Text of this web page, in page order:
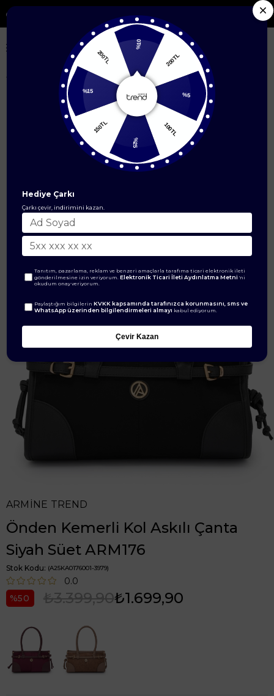
Sezon Ürünlerde %50'ye Varan İndirim
Çanta & Cüzdan Modelleri Önden Kemerli Kol
ARMİNE TREND
Önden Kemerli Kol Askılı Çanta
Siyah Süet ARM176
Stok Kodu (A25KA0176001-3979)
0.0
50
₺3.399,90₺1.699,90
%10
200TL
100TL
%25
150TL
%15
200TL
Hediye Çarkı
Çarkı çevir, indirimini kazan.
Tanıtım, pazarlama, reklam ve benzeri amaçlarla tarafıma ticari elektronik ileti
gönderilmesine izin veriyorum.Elektronik Ticari İleti Aydınlatma Metni 'ni
okudum onay veriyorum.
Paylaştığım bilgilerinKVKK kapsamında tarafınızca korunmasını, sms ve
WhatsApp üzerinden bilgilendirmeleri almayı kabul ediyorum.
Çevir Kazan